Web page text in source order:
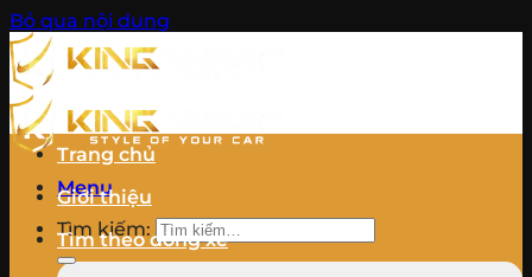
Bỏ qua nội dung
Menu
Tìm kiếm:
Trang chủ
Giới thiệu
Tìm theo dòng xe